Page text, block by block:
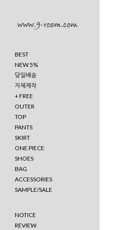
BEST
NEW 5%
당일배송
자체제작
+ FREE
OUTER
TOP
PANTS
SKIRT
ONE PIECE
SHOES
BAG
ACCESSORIES
SAMPLE/SALE
NOTICE
REVIEW